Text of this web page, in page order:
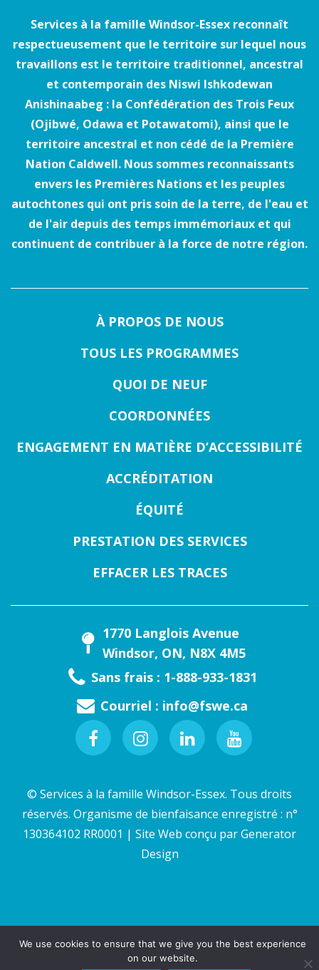
Services à la famille Windsor-Essex reconnaît
respectueusement que le territoire sur lequel nous
travaillons est le territoire traditionnel, ancestral
et contemporain des Niswi Ishkodewan
Anishinaabeg : la Confédération des Trois Feux
(Ojibwé, Odawa et Potawatomi), ainsi que le
territoire ancestral et non cédé de la Première
Nation Caldwell. Nous sommes reconnaissants
envers les Premières Nations et les peuples
autochtones qui ont pris soin de la terre, de l'eau et
de l'air depuis des temps immémoriaux et qui
continuent de contribuer à la force de notre région.
À PROPOS DE NOUS
TOUS LES PROGRAMMES
QUOI DE NEUF
COORDONNÉES
ENGAGEMENT EN MATIÈRE D’ACCESSIBILITÉ
ACCRÉDITATION
ÉQUITÉ
PRESTATION DES SERVICES
EFFACER LES TRACES
1770 Langlois Avenue
Windsor, ON, N8X 4M5
Sans frais : 1-888-933-1831
Courriel : info@fswe.ca
FacebookInstagram
LinkedinYoutube
© Services à la famille Windsor-Essex. Tous droits
réservés. Organisme de bienfaisance enregistré : n°
130364102 RR0001 | Site Web conçu parGenerator
Design
We use cookies to ensure that we give you the best experience
on our website.